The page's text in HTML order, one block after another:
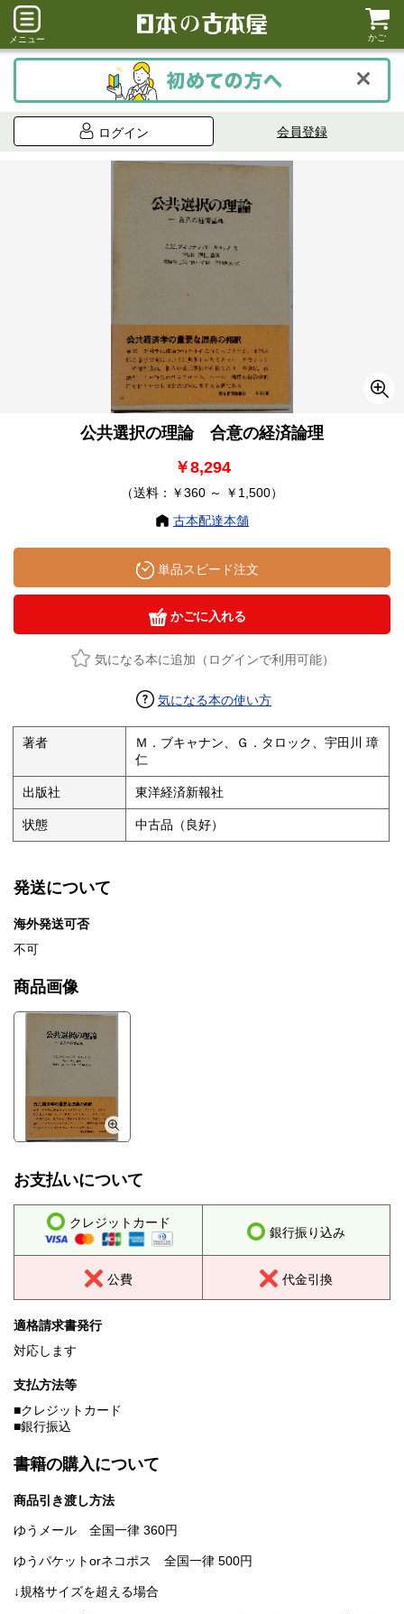
メニュー かご
ログイン 会員登録
公共選択の理論 合意の経済論理
￥8,294
（送料：￥360 ～ ￥1,500）
古本配達本舗
単品スピード注文
かごに入れる
気になる本に追加（ログインで利用可能）
気になる本の使い方
著者
Ｍ．ブキャナン、Ｇ．タロック、宇田川 璋
仁
出版社 東洋経済新報社
状態 中古品（良好）
発送について
海外発送可否
不可
商品画像
お支払いについて
クレジットカード
銀行振り込み
公費 代金引換
適格請求書発行
対応します
支払方法等
■クレジットカード
■銀行振込
書籍の購入について
商品引き渡し方法
ゆうメール 全国一律 360円
ゆうパケットorネコポス 全国一律 500円
↓規格サイズを超える場合